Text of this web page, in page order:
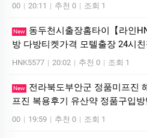
00 | 20:11 | 추천 0 | 조회 1
New
동두천시출장홈타이【라인
방 다방티켓가격 모텔출장 24시
HNK5577 | 20:02 | 추천 0 | 조회 1
New
전라북도부안군 정품미프진
프진 복용후기 유산약 정품구입방
00 | 19:59 | 추천 0 | 조회 1